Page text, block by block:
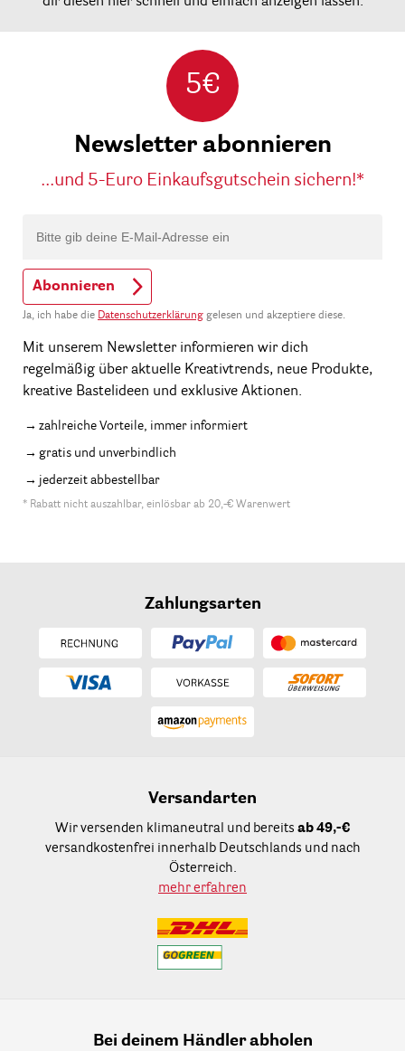
5€
Newsletter abonnieren
...und 5-Euro Einkaufsgutschein sichern!*
Abonnieren
Ja, ich habe die Datenschutzerklärung gelesen und akzeptiere diese.
Mit unserem Newsletter informieren wir dich
regelmäßig über aktuelle Kreativtrends, neue Produkte,
kreative Bastelideen und exklusive Aktionen.
zahlreiche Vorteile, immer informiert
gratis und unverbindlich
jederzeit abbestellbar
* Rabatt nicht auszahlbar, einlösbar ab 20,-€ Warenwert
Zahlungsarten
Versandarten
Wir versenden klimaneutral und bereits ab 49,-€
versandkostenfrei innerhalb Deutschlands und nach
Österreich.
mehr erfahren
Bei deinem Händler abholen